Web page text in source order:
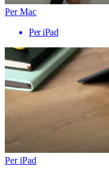
Per Mac
Per iPad
Per iPad